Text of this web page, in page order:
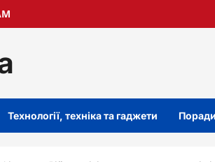
Технології, техніка та гаджети